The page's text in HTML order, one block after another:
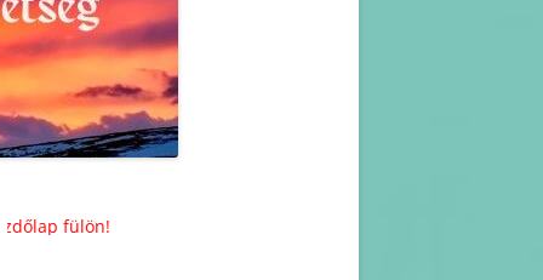
KORÁBBI HAVI PROGRAM
TERVEZETEK(2025-2016)
KORÁBBI PROGRAMOK-
BEJEGYZÉSEK